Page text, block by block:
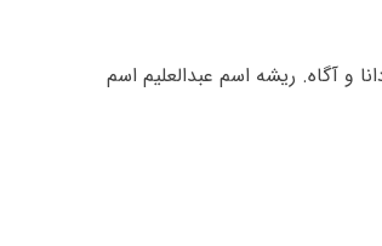
و آگاه. ریشه اسم عبدالعلیم اسم